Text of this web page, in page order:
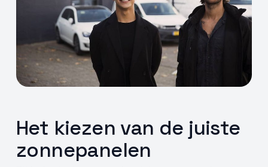
Het kiezen van de juiste
zonnepanelen